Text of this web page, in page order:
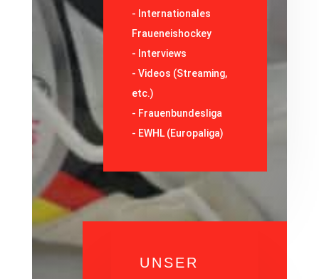
- Internationales
Fraueneishockey
- Interviews
-Videos (Streaming,
etc.)
- Frauenbundesliga
- EWHL (Europaliga)
UNSER